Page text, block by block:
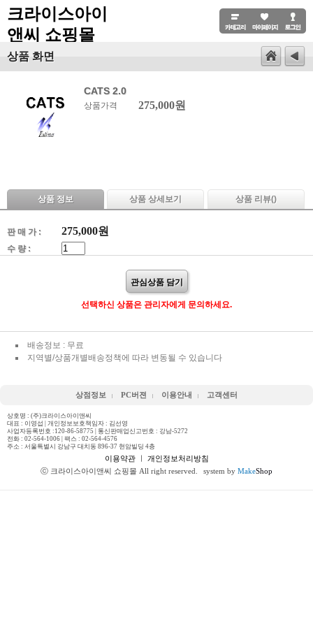
크라이스아이
앤씨 쇼핑몰
상품 화면
CATS 2.0
상품가격 275,000원
상품 정보 상품 상세보기 상품 리뷰()
판 매 가 : 275,000원
수 량 :
관심상품 담기
선택하신 상품은 관리자에게 문의하세요.
배송정보 : 무료
지역별/상품개별배송정책에 따라 변동될 수 있습니다
상점정보 PC버젼 이용안내 고객센터
상호명 : (주)크라이스아이앤씨
대표 : 이영섭 | 개인정보보호책임자 : 김선영
사업자등록번호 :120-86-58775 | 통신판매업신고번호 : 강남-5272
전화 : 02-564-1006 | 팩스 : 02-564-4576
주소 : 서울특별시 강남구 대치동 896-37 현암빌딩 4층
이용약관ㅣ 개인정보처리방침
ⓒ 크라이스아이앤씨 쇼핑몰 All right reserved.
system by MakeShop